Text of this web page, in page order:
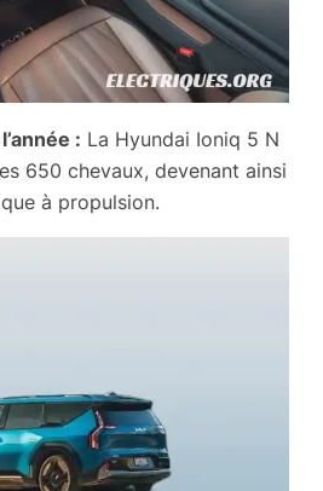
: La Hyundai Ioniq 5 N
650 chevaux, devenant ainsi
à propulsion.